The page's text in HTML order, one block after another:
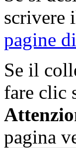
scrivere
pagine
Se il
fare clic
pagina